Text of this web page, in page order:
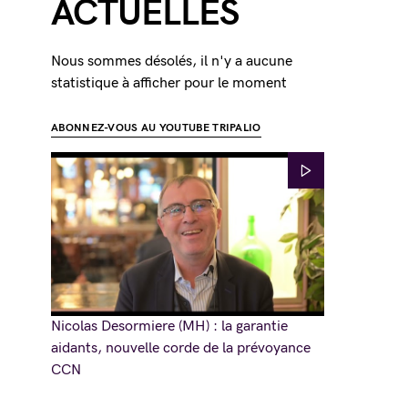
ACTUELLES
Nous sommes désolés, il n'y a aucune
statistique à afficher pour le moment
ABONNEZ-VOUS AU YOUTUBE TRIPALIO
Nicolas Desormiere (MH) : la garantie
aidants, nouvelle corde de la prévoyance
CCN